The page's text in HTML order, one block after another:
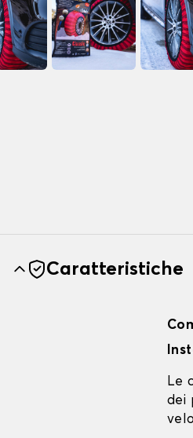
Caratteristiche
Le
dei